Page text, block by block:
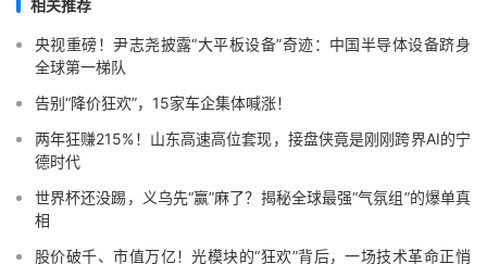
相关推荐
央视重磅！尹志尧披露“大平板设备”奇迹：中国半导体设备跻身
全球第一梯队
告别“降价狂欢”，15家车企集体喊涨！
两年狂赚215%！山东高速高位套现，接盘侠竟是刚刚跨界AI的宁
德时代
世界杯还没踢，义乌先“赢”麻了？揭秘全球最强“气氛组”的爆单真
相
股价破千、市值万亿！光模块的“狂欢”背后，一场技术革命正悄